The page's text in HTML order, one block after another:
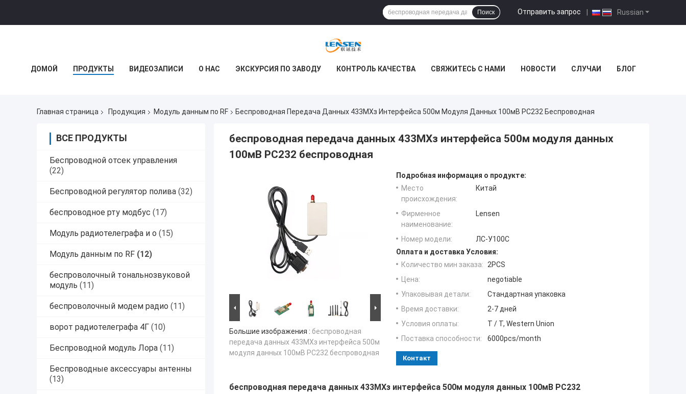
Russian
Отправить запрос |
Поиск
ДОМОЙ ПРОДУКТЫ ВИДЕОЗАПИСИ О НАС ЭКСКУРСИЯ ПО ЗАВОДУ КОНТРОЛЬ КАЧЕСТВА СВЯЖИТЕСЬ С НАМИ НОВОСТИ СЛУЧАИ БЛОГ
Главная страница Продукция Модуль данным по RF Беспроводная Передача Данных 433МХз Интерфейса 500м Модуля Данных 100мВ РС232 Беспроводная
ВСЕ ПРОДУКТЫ
Беспроводной отсек управления
(22)
Беспроводной регулятор полива (32)
беспроводное рту модбус (17)
Модуль радиотелеграфа и о (15)
Модуль данным по RF (12)
беспроволочный тональнозвуковой
модуль (11)
беспроволочный модем радио (11)
ворот радиотелеграфа 4Г (10)
Беспроводной модуль Лора (11)
Беспроводные аксессуары антенны
(13)
беспроводная передача данных 433МХз интерфейса 500м модуля данных
100мВ РС232 беспроводная
Большие изображения : беспроводная
передача данных 433МХз интерфейса 500м
модуля данных 100мВ РС232 беспроводная
Подробная информация о продукте:
Место
происхождения:
Китай
Фирменное
наименование:
Lensen
Номер модели:
ЛС-У100С
Оплата и доставка Условия:
Количество мин заказа: 2PCS
Цена:
negotiable
Упаковывая детали:
Стандартная упаковка
Время доставки:
2-7 дней
Условия оплаты:
T / T, Western Union
Поставка способности:
6000pcs/month
Контакт
беспроводная передача данных 433МХз интерфейса 500м модуля данных 100мВ РС232